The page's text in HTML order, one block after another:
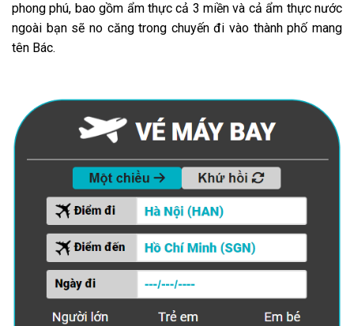
phong phú, bao gồm ẩm thực cả 3 miền và cả ẩm thực nước
ngoài bạn sẽ no căng trong chuyến đi vào thành phố mang
tên Bác.